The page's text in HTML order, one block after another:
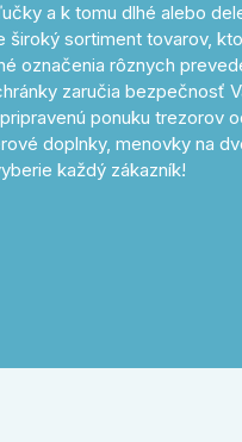
a k tomu dlhé alebo
sortiment tovarov,
označenia rôznych
zaručia bezpečnosť
ponuku trezorov
doplnky, menovky na
každý zákazník!